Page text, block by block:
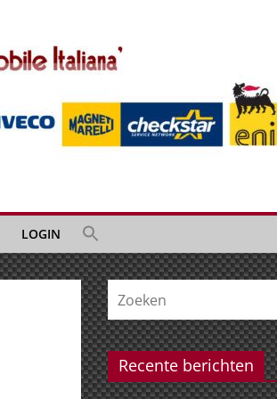
LOGIN
Recente berichten